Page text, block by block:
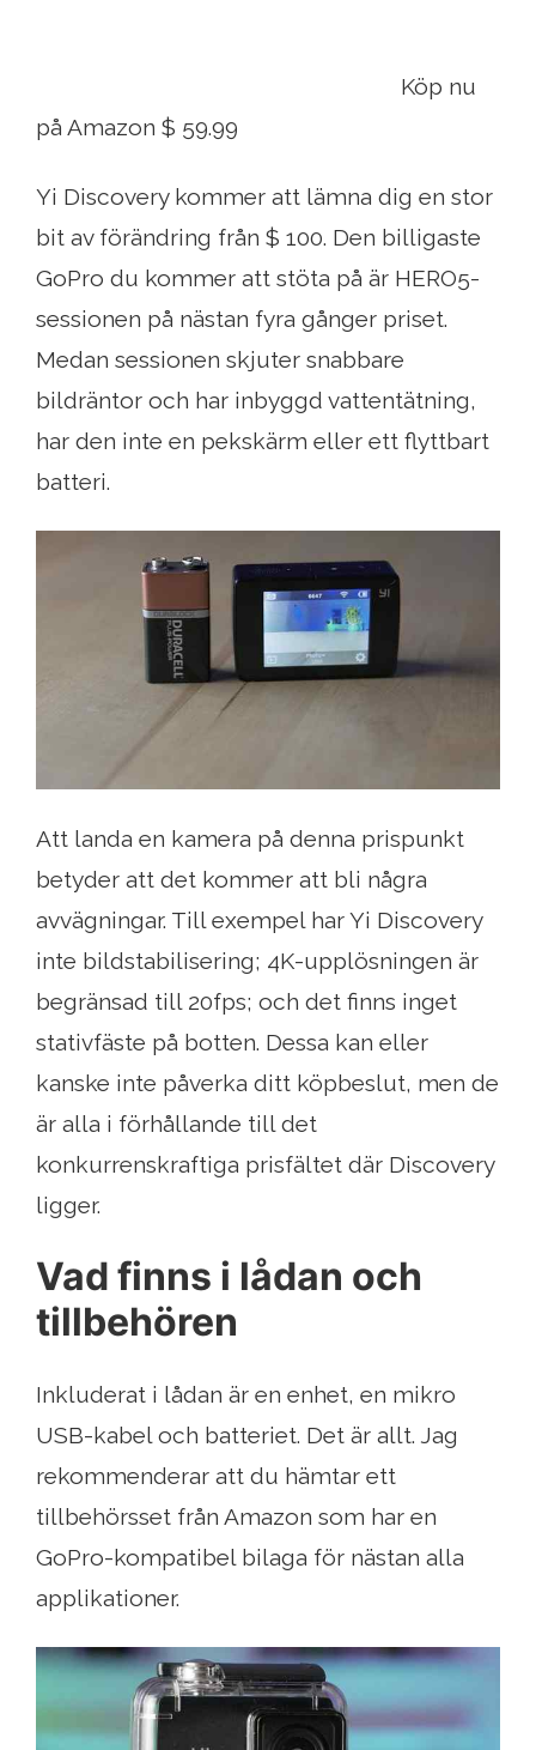
Köp nu
på Amazon $ 59.99
Yi Discovery kommer att lämna dig en stor
bit av förändring från $ 100. Den billigaste
GoPro du kommer att stöta på är HERO5-
sessionen på nästan fyra gånger priset.
Medan sessionen skjuter snabbare
bildräntor och har inbyggd vattentätning,
har den inte en pekskärm eller ett flyttbart
batteri.
Att landa en kamera på denna prispunkt
betyder att det kommer att bli några
avvägningar. Till exempel har Yi Discovery
inte bildstabilisering; 4K-upplösningen är
begränsad till 20fps; och det finns inget
stativfäste på botten. Dessa kan eller
kanske inte påverka ditt köpbeslut, men de
är alla i förhållande till det
konkurrenskraftiga prisfältet där Discovery
ligger.
Vad finns i lådan och
tillbehören
Inkluderat i lådan är en enhet, en mikro
USB-kabel och batteriet. Det är allt. Jag
rekommenderar att du hämtar ett
tillbehörsset från Amazon som har en
GoPro-kompatibel bilaga för nästan alla
applikationer.